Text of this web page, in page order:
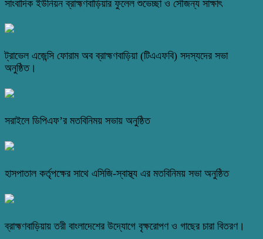
সাংবাদিক ইউনিয়ন ব্রাহ্মণবাড়িয়ার ফুলেল শুভেচ্ছা ও সৌজন্য সাক্ষাৎ
ট্রাভেল এজেন্সি ফোরাম অব ব্রাহ্মণবাড়িয়া (টিএএফবি) সদস্যদের সভা
অনুষ্ঠিত।
সরাইলে ডিপিএফ’র মতবিনিময় সভায় অনুষ্ঠিত
হাসপাতাল কর্তৃপক্ষের সাথে এসিজি-স্বাস্থ্য এর মতবিনিময় সভা অনুষ্ঠিত
ব্রাহ্মণবাড়িয়ায় তরী বাংলাদেশের উদ্যোগে বৃক্ষরোপণ ও গাছের চারা বিতরণ।